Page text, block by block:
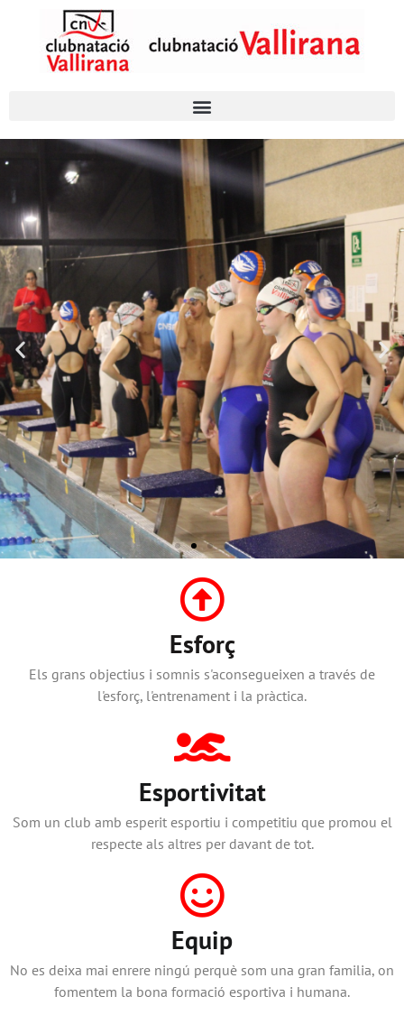
Club Natació
Vallirana
Esforç
Els grans objectius i somnis s'aconsegueixen a través de
l'esforç, l'entrenament i la pràctica.
Esportivitat
Som un club amb esperit esportiu i competitiu que promou el
respecte als altres per davant de tot.
Equip
No es deixa mai enrere ningú perquè som una gran familia, on
fomentem la bona formació esportiva i humana.